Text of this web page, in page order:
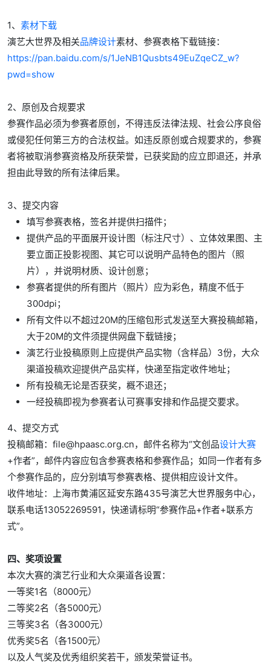
1、 素材下载
演艺大世界及相关品牌设计素材、参赛表格下载链接：
https://pan.baidu.com/s/1JeNB1Qusbts49EuZqeCZ_w?
pwd=show
2、原创及合规要求
参赛作品必须为参赛者原创，不得违反法律法规、社会公序良俗
或侵犯任何第三方的合法权益。如违反原创或合规要求的，参赛
者将被取消参赛资格及所获荣誉，已获奖励的应立即退还，并承
担由此导致的所有法律后果。
3、提交内容
填写参赛表格，签名并提供扫描件；
提供产品的平面展开设计图（标注尺寸）、立体效果图、主
要立面正投影视图、其它可以说明产品特色的图片（照
片），并说明材质、设计创意；
参赛者提供的所有图片（照片）应为彩色，精度不低于
300dpi；
所有文件以不超过20M的压缩包形式发送至大赛投稿邮箱，
大于20M的文件须提供网盘下载链接；
演艺行业投稿原则上应提供产品实物（含样品）3份，大众
渠道投稿欢迎提供产品实样，快递至指定收件地址；
所有投稿无论是否获奖，概不退还；
一经投稿即视为参赛者认可赛事安排和作品提交要求。
4、提交方式
投稿邮箱：file@hpaasc.org.cn，邮件名称为“文创品设计大赛
+作者”，邮件内容应包含参赛表格和参赛作品；如同一作者有多
个参赛作品的，应分别填写参赛表格、提供相应设计文件。
收件地址：上海市黄浦区延安东路435号演艺大世界服务中心，
联系电话13052269591，快递请标明“参赛作品+作者+联系方
式”。
四、奖项设置
本次大赛的演艺行业和大众渠道各设置：
一等奖1名（8000元）
二等奖2名（各5000元）
三等奖3名（各3000元）
优秀奖5名（各1500元）
以及人气奖及优秀组织奖若干，颁发荣誉证书。